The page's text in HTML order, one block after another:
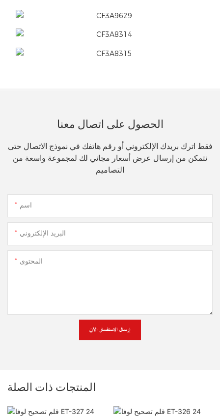
الحصول على اتصال معنا
فقط اترك بريدك الإلكتروني أو رقم هاتفك في نموذج الاتصال حتى
نتمكن من إرسال عرض أسعار مجاني لك لمجموعة واسعة من
التصاميم
اسم
البريد الإلكتروني
المحتوى
إرسال الاستفسار الآن
المنتجات ذات الصلة